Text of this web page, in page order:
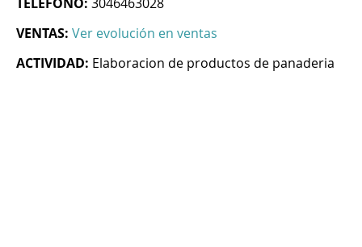
VENTAS: Ver evolución en ventas
ACTIVIDAD: Elaboracion de productos de panaderia